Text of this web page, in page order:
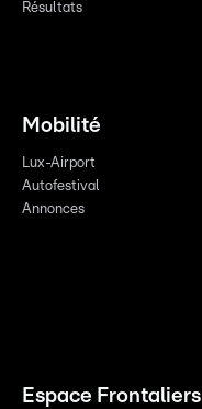
Résultats
Mobilité
Lux-Airport
Autofestival
Annonces
Espace Frontaliers